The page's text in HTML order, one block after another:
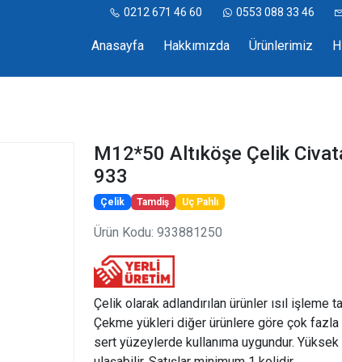
0212 671 46 60 0553 088 33 46
Anasayfa Hakkımızda Ürünlerimiz
M12*50 Altıköşe Çelik
933
Çelik Tamdiş Uç Pahlı
Ürün Kodu: 933881250
Çelik olarak adlandırılan ürünler ısıl işleme
Çekme yükleri diğer ürünlere göre çok
sert yüzeylerde kullanıma uygundur.